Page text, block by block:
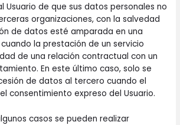
Usuario de que sus datos personales no
organizaciones, con la salvedad
de datos esté amparada en una
la prestación de un servicio
de una relación contractual con un
En este último caso, solo se
de datos al tercero cuando el
consentimiento expreso del Usuario.
casos se pueden realizar